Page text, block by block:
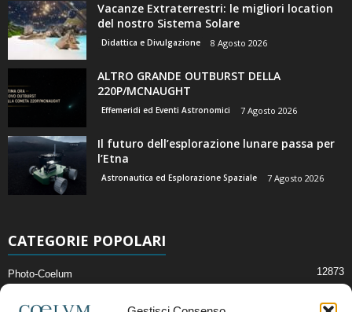
Vacanze Extraterrestri: le migliori location
del nostro Sistema Solare
Didattica e Divulgazione 8 Agosto 2026
ALTRO GRANDE OUTBURST DELLA
220P/MCNAUGHT
Effemeridi ed Eventi Astronomici 7 Agosto 2026
Il futuro dell’esplorazione lunare passa per
l’Etna
Astronautica ed Esplorazione Spaziale 7 Agosto 2026
CATEGORIE POPOLARI
Photo-Coelum 12873